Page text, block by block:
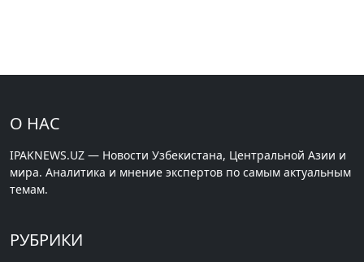
О НАС
IPAKNEWS.UZ — Новости Узбекистана, Центральной Азии и
мира. Аналитика и мнение экспертов по самым актуальным
темам.
РУБРИКИ